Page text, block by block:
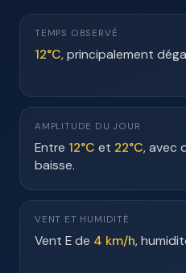
TEMPS OBSERVÉ
12°C, principalement
AMPLITUDE DU JOUR
Entre 12°C et 22°C, avec
baisse.
VENT ET HUMIDITÉ
Vent E de 4 km/h,